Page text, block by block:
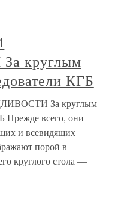
круглым
КГБ
За круглым
Прежде всего, они
и всевидящих
порой в
круглого стола —